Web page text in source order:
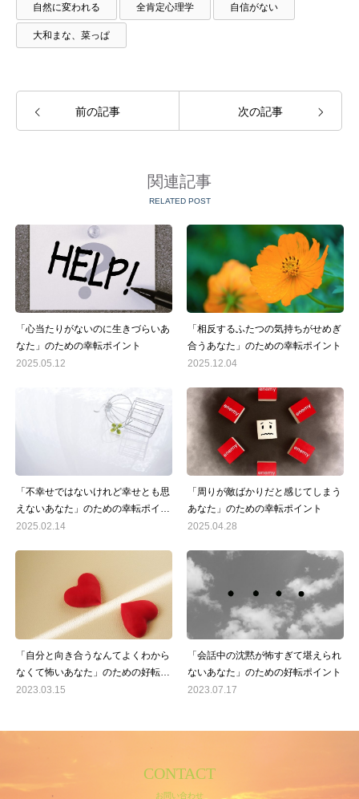
自然に変われる 全肯定心理学 自信がない
大和まな、菜っぱ
前の記事 次の記事
関連記事
RELATED POST
「心当たりがないのに生きづらいあ
なた」のための幸転ポイント
2025.05.12
「相反するふたつの気持ちがせめぎ
合うあなた」のための幸転ポイント
2025.12.04
「不幸せではないけれど幸せとも思
えないあなた」のための幸転ポイン
ト
2025.02.14
「周りが敵ばかりだと感じてしまう
あなた」のための幸転ポイント
2025.04.28
「自分と向き合うなんてよくわから
なくて怖いあなた」のための好転ポ
イント
2023.03.15
「会話中の沈黙が怖すぎて堪えられ
ないあなた」のための好転ポイント
2023.07.17
CONTACT
お問い合わせ